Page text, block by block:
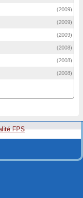
(2009)
(2009)
(2009)
(2008)
(2008)
(2008)